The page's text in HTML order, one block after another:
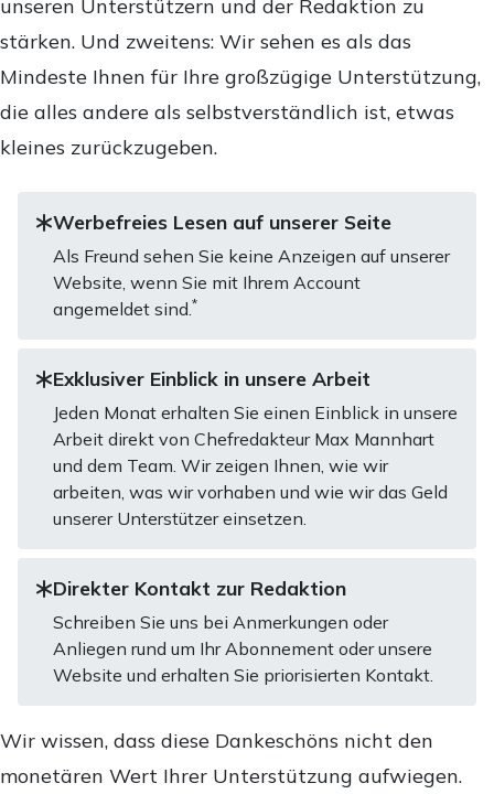
unseren Unterstützern und der Redaktion zu
stärken. Und zweitens: Wir sehen es als das
Mindeste Ihnen für Ihre großzügige Unterstützung,
die alles andere als selbstverständlich ist, etwas
kleines zurückzugeben.
Werbefreies Lesen auf unserer Seite
Als Freund sehen Sie keine Anzeigen auf unserer
Website, wenn Sie mit Ihrem Account
angemeldet sind.*
Exklusiver Einblick in unsere Arbeit
Jeden Monat erhalten Sie einen Einblick in unsere
Arbeit direkt von Chefredakteur Max Mannhart
und dem Team. Wir zeigen Ihnen, wie wir
arbeiten, was wir vorhaben und wie wir das Geld
unserer Unterstützer einsetzen.
Direkter Kontakt zur Redaktion
Schreiben Sie uns bei Anmerkungen oder
Anliegen rund um Ihr Abonnement oder unsere
Website und erhalten Sie priorisierten Kontakt.
Wir wissen, dass diese Dankeschöns nicht den
monetären Wert Ihrer Unterstützung aufwiegen.